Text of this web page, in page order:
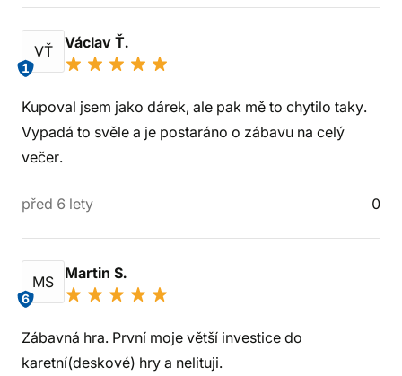
VŤ
1
Václav Ť.
Kupoval jsem jako dárek, ale pak mě to chytilo taky.
Vypadá to svěle a je postaráno o zábavu na celý
večer.
před 6 lety 0
MS
6
Martin S.
Zábavná hra. První moje větší investice do
karetní(deskové) hry a nelituji.